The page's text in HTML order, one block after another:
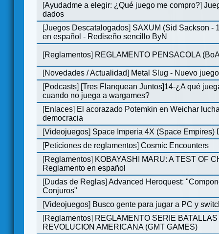
[Ayudadme a elegir: ¿Qué juego me compro?]
dados
[Juegos Descatalogados] SAXUM (Sid Sackson -
en español - Rediseño sencillo ByN
[Reglamentos] REGLAMENTO PENSACOLA
[Novedades / Actualidad] Metal Slug - Nuevo
[Podcasts] [Tres Flanquean Juntos]14-¿A qué
cuando no juega a wargames?
[Enlaces] El acorazado Potemkin en Weichar
democracia
[Videojuegos] Space Imperia 4X (Space Empires)
[Peticiones de reglamentos]Cosmic Encounters
[Reglamentos] KOBAYASHI MARU: A TEST OF
Reglamento en español
[Dudas de Reglas]Advanced Heroquest:
Conjuros"
[Videojuegos] Busco gente para jugar a PC y
[Reglamentos] REGLAMENTO SERIE
REVOLUCION AMERICANA (GMT GAMES)